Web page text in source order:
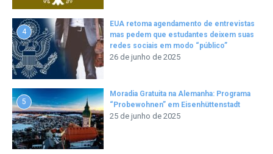
4
EUA retoma agendamento de entrevistas
mas pedem que estudantes deixem suas
redes sociais em modo “público”
26 de junho de 2025
5
Moradia Gratuita na Alemanha: Programa
“Probewohnen” em Eisenhüttenstadt
25 de junho de 2025